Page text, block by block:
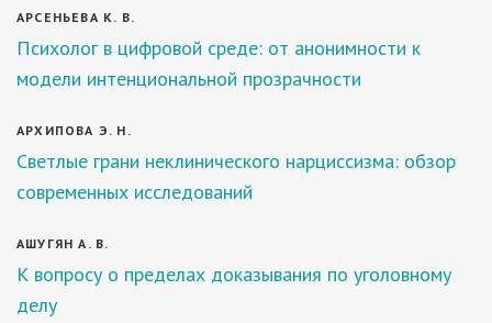
АРСЕНЬЕВА К. В.
Психолог в цифровой среде: от анонимности к
модели интенциональной прозрачности
АРХИПОВА Э. Н.
Светлые грани неклинического нарциссизма: обзор
современных исследований
АШУГЯН А. В.
К вопросу о пределах доказывания по уголовному
делу